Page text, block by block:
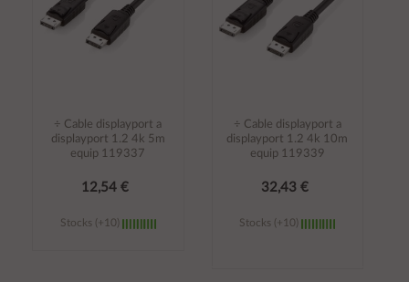
÷ Cable displayport a
displayport 1.2 4k 5m
equip 119337
12,54 €
Stocks (+10)
÷ Cable displayport a
displayport 1.2 4k 10m
equip 119339
32,43 €
Stocks (+10)